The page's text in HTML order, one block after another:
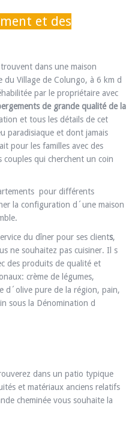
et des
dans une maison
Village de Colungo, à 6 km d
par le propriétaire avec
de grande qualité de la
et tous les détails de cet
paradisiaque et dont jamais
pour les familles avec des
couples qui cherchent un coin
pour différents
la configuration d´une maison
du dîner pour ses clients,
ne souhaitez pas cuisiner. Il s
des produits de qualité et
crème de légumes,
d´olive pure de la région, pain,
sous la Dénomination d
dans un patio typique
et matériaux anciens relatifs
cheminée vous souhaite la